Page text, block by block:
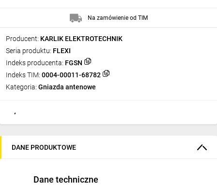
Producent: KARLIK ELEKTROTECHNIK
Seria produktu: FLEXI
Indeks producenta: FGSN
Indeks TIM: 0004-00011-68782
Kategoria: Gniazda antenowe
Na zamówienie od TIM
DANE PRODUKTOWE
Dane techniczne